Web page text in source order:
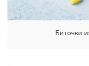
Биточки